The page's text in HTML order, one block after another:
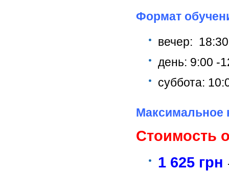
Формат
вечер:
день: 9:00 -
суббота:
Максимальное
Стоимость
1 625 грн